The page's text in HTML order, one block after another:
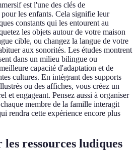
est l'une des clés de
les enfants. Cela signifie leur
constants qui les entourent au
les objets autour de votre maison
cible, ou changez la langue de votre
aux sonorités. Les études montrent
dans un milieu bilingue ou
capacité d'adaptation et de
cultures. En intégrant des supports
ou des affiches, vous créez un
et engageant. Pensez aussi à organiser
membre de la famille interagit
rendra cette expérience encore plus
ressources ludiques